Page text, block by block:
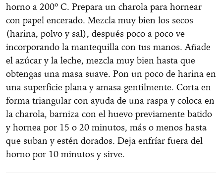
horno a 200º C. Prepara un charola para hornear
con papel encerado. Mezcla muy bien los secos
(harina, polvo y sal), después poco a poco ve
incorporando la mantequilla con tus manos. Añade
el azúcar y la leche, mezcla muy bien hasta que
obtengas una masa suave. Pon un poco de harina en
una superficie plana y amasa gentilmente. Corta en
forma triangular con ayuda de una raspa y coloca en
la charola, barniza con el huevo previamente batido
y hornea por 15 o 20 minutos, más o menos hasta
que suban y estén dorados. Deja enfríar fuera del
horno por 10 minutos y sirve.